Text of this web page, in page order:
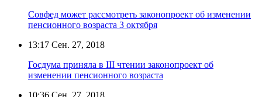
Совфед может рассмотреть законопроект об изменении
пенсионного возраста 3 октября
13:17 Сен. 27, 2018
Госдума приняла в III чтении законопроект об
изменении пенсионного возраста
10:36 Сен. 27, 2018